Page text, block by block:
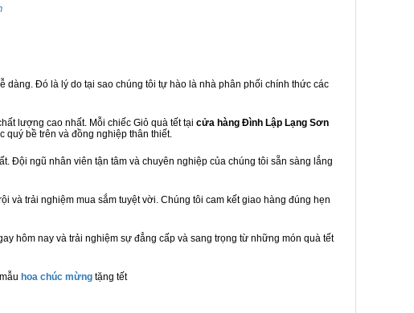
Đó là lý do tại sao chúng tôi tự hào là nhà phân phối chính thức các
lượng cao nhất. Mỗi chiếc Giỏ quà tết tại cửa hàng Đình Lập Lạng Sơn
quý bề trên và đồng nghiệp thân thiết.
Đội ngũ nhân viên tận tâm và chuyên nghiệp của chúng tôi sẵn sàng lắng
trải nghiệm mua sắm tuyệt vời. Chúng tôi cam kết giao hàng đúng hẹn
hôm nay và trải nghiệm sự đẳng cấp và sang trọng từ những món quà tết
hoa chúc mừng tặng tết